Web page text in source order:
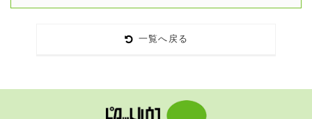
一覧へ戻る